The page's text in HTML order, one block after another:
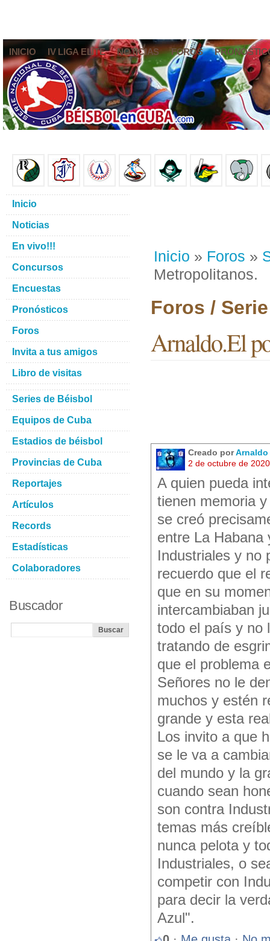
INICIO IV LIGA ELITE NOTICIAS FOROS
Inicio » Foros »
Metropolitanos.
Foros /
Arnaldo.El
Creado porArnaldo
2 de octubre de
A quien pueda
tienen memoria
se creó
entre La Habana
Industriales y no
recuerdo que el
que en su
intercambiaban
todo el país y no
tratando de
que el problema
Señores no le
muchos y estén
grande y esta
Los invito a que
se le va a
del mundo y la
cuando sean
son contra
temas más
nunca pelota y
Industriales, o
competir con
para decir la
Azul".
Inicio
Noticias
En vivo!!!
Concursos
Encuestas
Pronósticos
Foros
Invita a tus amigos
Libro de visitas
Series de Béisbol
Equipos de Cuba
Estadios de béisbol
Provincias de Cuba
Reportajes
Artículos
Records
Estadísticas
Colaboradores
Buscador